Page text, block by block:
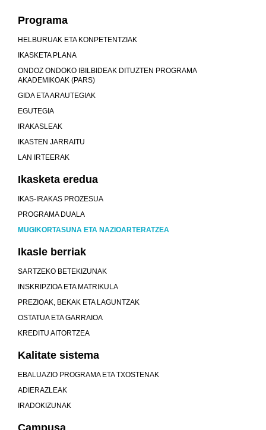
Programa
HELBURUAK ETA KONPETENTZIAK
IKASKETA PLANA
ONDOZ ONDOKO IBILBIDEAK DITUZTEN PROGRAMA
AKADEMIKOAK (PARS)
GIDA ETA ARAUTEGIAK
EGUTEGIA
IRAKASLEAK
IKASTEN JARRAITU
LAN IRTEERAK
Ikasketa eredua
IKAS-IRAKAS PROZESUA
PROGRAMA DUALA
MUGIKORTASUNA ETA NAZIOARTERATZEA
Ikasle berriak
SARTZEKO BETEKIZUNAK
INSKRIPZIOA ETA MATRIKULA
PREZIOAK, BEKAK ETA LAGUNTZAK
OSTATUA ETA GARRAIOA
KREDITU AITORTZEA
Kalitate sistema
EBALUAZIO PROGRAMA ETA TXOSTENAK
ADIERAZLEAK
IRADOKIZUNAK
Campusa